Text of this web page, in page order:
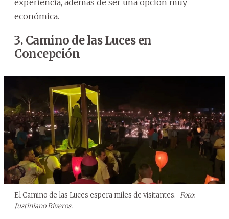
experiencia, además de ser una opción muy
económica.
3. Camino de las Luces en
Concepción
El Camino de las Luces espera miles de visitantes. Foto:
Justiniano Riveros.